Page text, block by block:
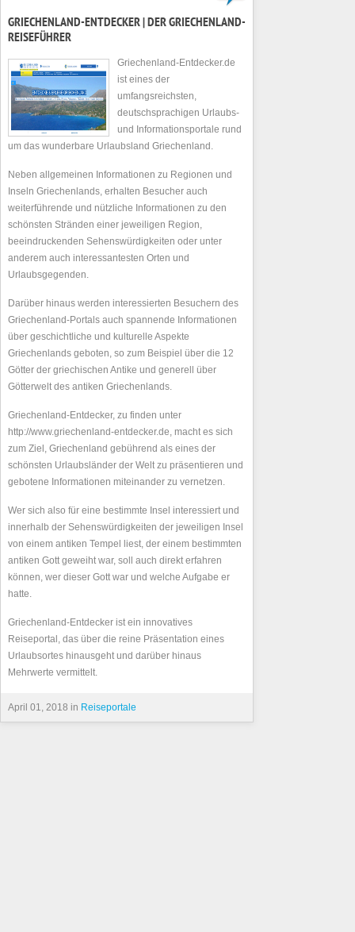
GRIECHENLAND-ENTDECKER | DER GRIECHENLAND-
REISEFÜHRER
Griechenland-Entdecker.de
ist eines der
umfangsreichsten,
deutschsprachigen Urlaubs-
und Informationsportale rund
um das wunderbare Urlaubsland Griechenland.
Neben allgemeinen Informationen zu Regionen und
Inseln Griechenlands, erhalten Besucher auch
weiterführende und nützliche Informationen zu den
schönsten Stränden einer jeweiligen Region,
beeindruckenden Sehenswürdigkeiten oder unter
anderem auch interessantesten Orten und
Urlaubsgegenden.
Darüber hinaus werden interessierten Besuchern des
Griechenland-Portals auch spannende Informationen
über geschichtliche und kulturelle Aspekte
Griechenlands geboten, so zum Beispiel über die 12
Götter der griechischen Antike und generell über
Götterwelt des antiken Griechenlands.
Griechenland-Entdecker, zu finden unter
http://www.griechenland-entdecker.de, macht es sich
zum Ziel, Griechenland gebührend als eines der
schönsten Urlaubsländer der Welt zu präsentieren und
gebotene Informationen miteinander zu vernetzen.
Wer sich also für eine bestimmte Insel interessiert und
innerhalb der Sehenswürdigkeiten der jeweiligen Insel
von einem antiken Tempel liest, der einem bestimmten
antiken Gott geweiht war, soll auch direkt erfahren
können, wer dieser Gott war und welche Aufgabe er
hatte.
Griechenland-Entdecker ist ein innovatives
Reiseportal, das über die reine Präsentation eines
Urlaubsortes hinausgeht und darüber hinaus
Mehrwerte vermittelt.
April 01, 2018 in Reiseportale